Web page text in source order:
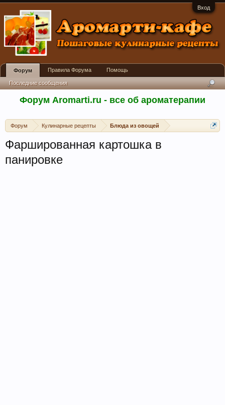
Вход
Форум Aromarti.ru - все об ароматерапии
Форум Кулинарные рецепты Блюда из овощей
Фаршированная картошка в
панировке
Форум
Последние сообщения
Правила Форума Помощь